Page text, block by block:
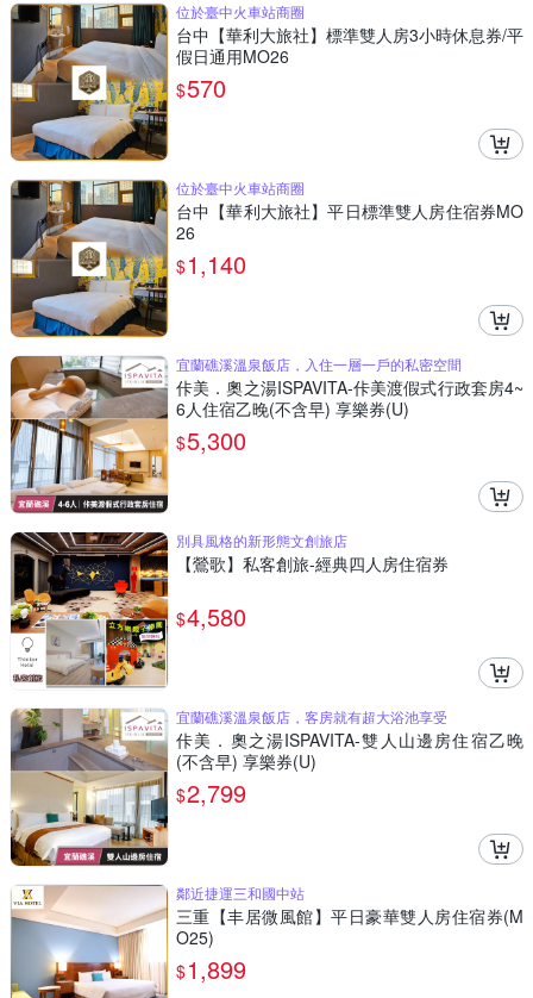
位於臺中火車站商圈
台中【華利大旅社】標準雙人房3小時休息券/平
假日通用MO26
$570
位於臺中火車站商圈
台中【華利大旅社】平日標準雙人房住宿券MO
26
$1,140
宜蘭礁溪溫泉飯店，入住一層一戶的私密空間
佧美．奧之湯ISPAVITA-佧美渡假式行政套房4~
6人住宿乙晚(不含早) 享樂券(U)
$5,300
別具風格的新形態文創旅店
【鶯歌】私客創旅-經典四人房住宿券
$4,580
宜蘭礁溪溫泉飯店，客房就有超大浴池享受
佧美．奧之湯ISPAVITA-雙人山邊房住宿乙晚
(不含早) 享樂券(U)
$2,799
鄰近捷運三和國中站
三重【丰居微風館】平日豪華雙人房住宿券(M
O25)
$1,899